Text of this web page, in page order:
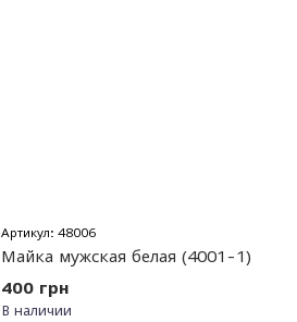
Артикул: 48006
Майка мужская белая (4001-1)
400 грн
В наличии